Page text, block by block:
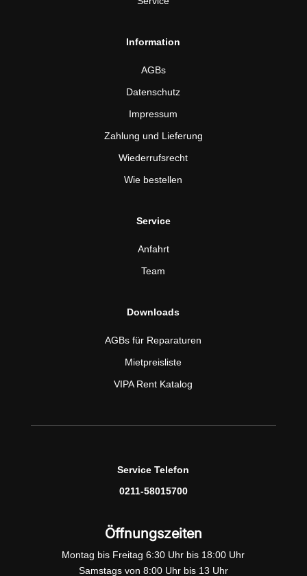
Information
AGBs
Datenschutz
Impressum
Zahlung und Lieferung
Wiederrufsrecht
Wie bestellen
Service
Anfahrt
Team
Downloads
AGBs für Reparaturen
Mietpreisliste
VIPA Rent Katalog
Service Telefon
0211-58015700
Öffnungszeiten
Montag bis Freitag 6:30 Uhr bis 18:00 Uhr
Samstags von 8:00 Uhr bis 13 Uhr